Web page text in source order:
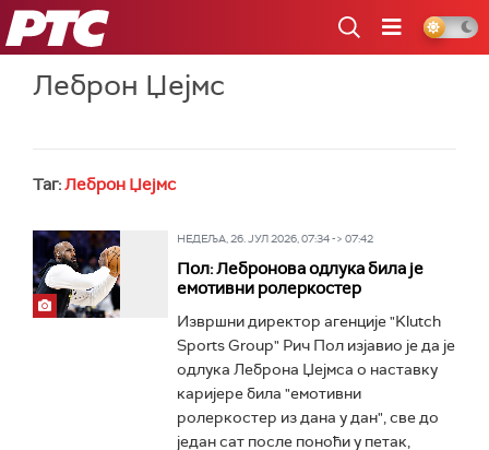
РТС
Леброн Џејмс
Таг:Леброн Џејмс
НЕДЕЉА, 26. ЈУЛ 2026, 07:34 -> 07:42
Пол: Лебронова одлука била је
емотивни ролеркостер
Извршни директор агенције "Klutch
Sports Group" Рич Пол изјавио је да је
одлука Леброна Џејмса о наставку
каријере била "емотивни
ролеркостер из дана у дан", све до
један сат после поноћи у петак,